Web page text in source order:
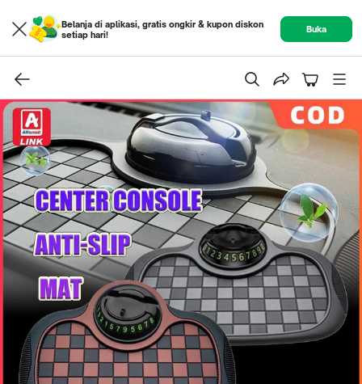
Belanja di aplikasi, gratis ongkir & kupon diskon
setiap hari!
Buka